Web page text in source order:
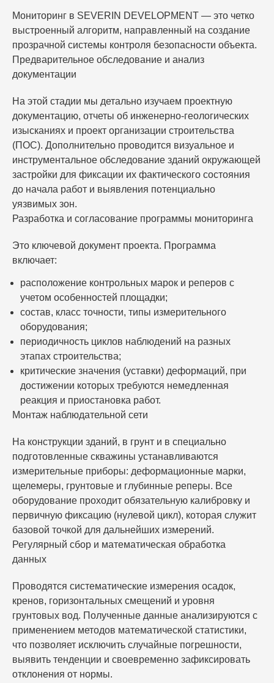
Мониторинг в SEVERIN DEVELOPMENT — это четко
выстроенный алгоритм, направленный на создание
прозрачной системы контроля безопасности объекта.
Предварительное обследование и анализ
документации
На этой стадии мы детально изучаем проектную
документацию, отчеты об инженерно-геологических
изысканиях и проект организации строительства
(ПОС). Дополнительно проводится визуальное и
инструментальное обследование зданий окружающей
застройки для фиксации их фактического состояния
до начала работ и выявления потенциально
уязвимых зон.
Разработка и согласование программы мониторинга
Это ключевой документ проекта. Программа
включает:
расположение контрольных марок и реперов с
учетом особенностей площадки;
состав, класс точности, типы измерительного
оборудования;
периодичность циклов наблюдений на разных
этапах строительства;
критические значения (уставки) деформаций, при
достижении которых требуются немедленная
реакция и приостановка работ.
Монтаж наблюдательной сети
На конструкции зданий, в грунт и в специально
подготовленные скважины устанавливаются
измерительные приборы: деформационные марки,
щелемеры, грунтовые и глубинные реперы. Все
оборудование проходит обязательную калибровку и
первичную фиксацию (нулевой цикл), которая служит
базовой точкой для дальнейших измерений.
Регулярный сбор и математическая обработка
данных
Проводятся систематические измерения осадок,
кренов, горизонтальных смещений и уровня
грунтовых вод. Полученные данные анализируются с
применением методов математической статистики,
что позволяет исключить случайные погрешности,
выявить тенденции и своевременно зафиксировать
отклонения от нормы.